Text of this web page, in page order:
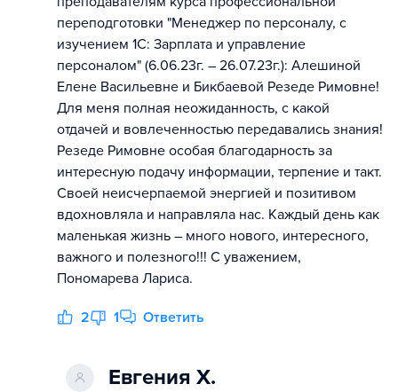
переподготовки "Менеджер по персоналу, с
изучением 1С: Зарплата и управление
персоналом" (6.06.23г. – 26.07.23г.): Алешиной
Елене Васильевне и Бикбаевой Резеде Римовне!
Для меня полная неожиданность, с какой
отдачей и вовлеченностью передавались знания!
Резеде Римовне особая благодарность за
интересную подачу информации, терпение и такт.
Своей неисчерпаемой энергией и позитивом
вдохновляла и направляла нас. Каждый день как
маленькая жизнь – много нового, интересного,
важного и полезного!!! С уважением,
Пономарева Лариса.
2 1 Ответить
Евгения Х.